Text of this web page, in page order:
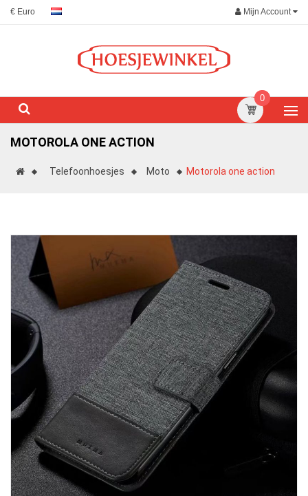
€ Euro Mijn Account
0
MOTOROLA ONE ACTION
Telefoonhoesjes Moto Motorola one action